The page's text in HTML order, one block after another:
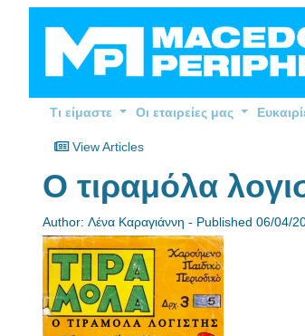
Τι είμαστε Οι εταιρείες μας
View Articles
O τιραμόλα
Author: Λένα Καραγιάννη - Published 06/04/